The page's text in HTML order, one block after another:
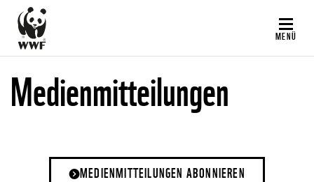
Direkt
zum
Inhalt
MENÜ
Medienmitteilungen
MEDIENMITTEILUNGEN ABONNIEREN